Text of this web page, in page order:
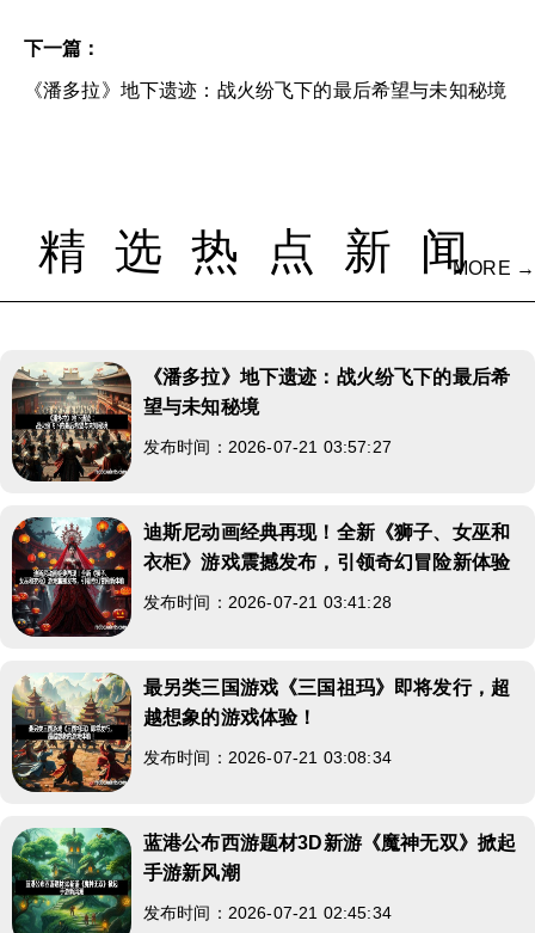
下一篇：
《潘多拉》地下遗迹：战火纷飞下的最后希望与未知秘境
精选热点新闻
MORE →
《潘多拉》地下遗迹：战火纷飞下的最后希
望与未知秘境
发布时间：2026-07-21 03:57:27
迪斯尼动画经典再现！全新《狮子、女巫和
衣柜》游戏震撼发布，引领奇幻冒险新体验
发布时间：2026-07-21 03:41:28
最另类三国游戏《三国祖玛》即将发行，超
越想象的游戏体验！
发布时间：2026-07-21 03:08:34
蓝港公布西游题材3D新游《魔神无双》掀起
手游新风潮
发布时间：2026-07-21 02:45:34